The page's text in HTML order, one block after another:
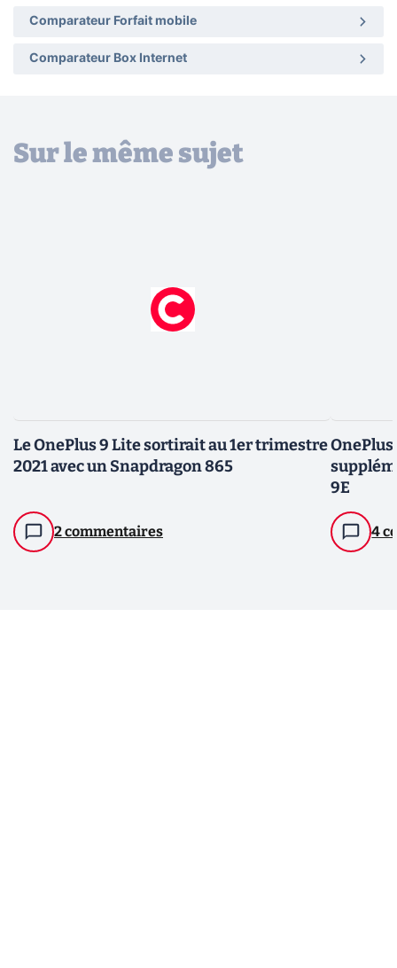
Comparateur Forfait mobile
Comparateur Box Internet
Sur le même sujet
Le OnePlus 9 Lite sortirait au 1er trimestre
2021 avec un Snapdragon 865
2 commentaires
9E
4